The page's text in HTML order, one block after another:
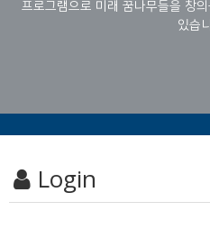
프로그램으로 미래 꿈나무들을 창
있습
Login